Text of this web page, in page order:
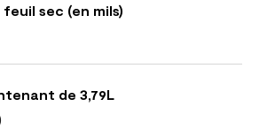
sec (en mils)
de 3,79L